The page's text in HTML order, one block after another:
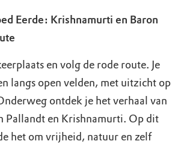
Eerde: Krishnamurti en Baron
en volg de rode route. Je
langs open velden, met uitzicht op
ontdek je het verhaal van
Pallandt en Krishnamurti. Op dit
het om vrijheid, natuur en zelf